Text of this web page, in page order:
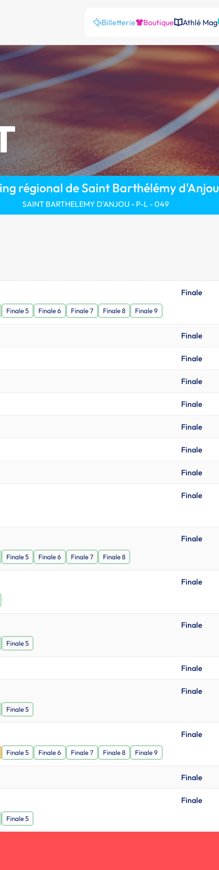
Billetterie Boutique Athlé Mag
régional de Saint Barthélémy d'Anjou
SAINT BARTHELEMY D'ANJOU - P-L - 049
Finale
Finale 5 Finale 6 Finale 7 Finale 8 Finale 9
Finale
Finale
Finale
Finale
Finale
Finale
Finale
Finale
Finale
Finale 5 Finale 6 Finale 7 Finale 8
Finale
Finale
Finale 5
Finale
Finale
Finale 5
Finale
Finale 5 Finale 6 Finale 7 Finale 8 Finale 9
Finale
Finale
Finale 5